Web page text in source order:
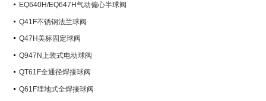
EQ640H/EQ647H气动偏心半球阀
Q41F不锈钢法兰球阀
Q47H美标固定球阀
Q947N上装式电动球阀
QT61F全通径焊接球阀
Q61F埋地式全焊接球阀